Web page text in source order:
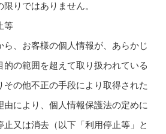
りではありません。
等
ら、お客様の個人情報が、あらかじ
的の範囲を超えて取り扱われている
その他不正の手段により取得された
由により、個人情報保護法の定めに
止又は消去（以下「利用停止等」と